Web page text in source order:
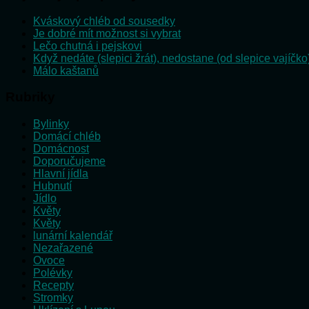
Kváskový chléb od sousedky
Je dobré mít možnost si vybrat
Lečo chutná i pejskovi
Když nedáte (slepici žrát), nedostane (od slepice
Málo kaštanů
Bylinky
Domácí chléb
Domácnost
Doporučujeme
Hlavní jídla
Hubnutí
Jídlo
Květy
Květy
lunární kalendář
Nezařazené
Ovoce
Polévky
Recepty
Stromky